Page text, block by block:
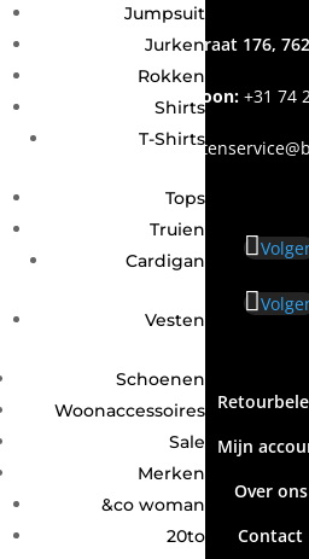
Jumpsuit
Jurken
Rokken
Shirts
T-Shirts
Tops
Truien
Cardigan
Vesten
Schoenen
Woonaccessoires
Sale
Merken
&co woman
20to
Grotestraat 176,
Telefoon: +31 74
Email:
Mijn
Over ons
Contact